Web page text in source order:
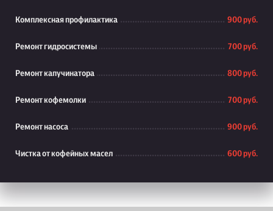
Комплексная профилактика 900 руб.
Ремонт гидросистемы 700 руб.
Ремонт капучинатора 800 руб.
Ремонт кофемолки 700 руб.
Ремонт насоса 900 руб.
Чистка от кофейных масел 600 руб.